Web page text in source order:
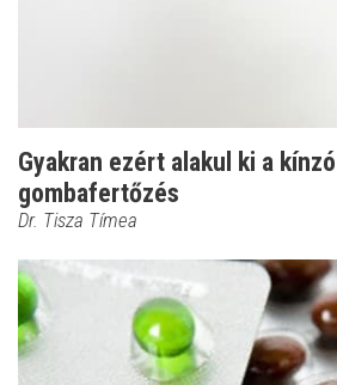
Gyakran ezért alakul ki a
gombafertőzés
Dr. Tisza Tímea